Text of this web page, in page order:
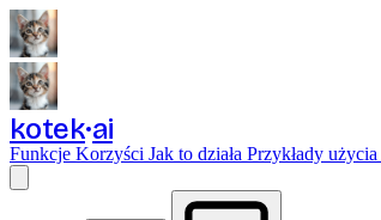
kotek ai
Funkcje Korzyści Jak to działa Przykłady użycia